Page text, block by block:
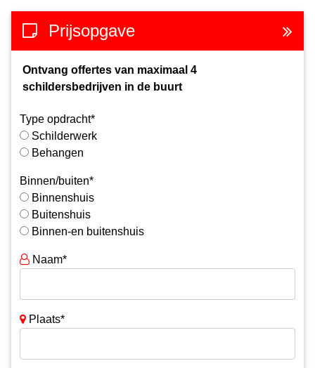
Prijsopgave
Ontvang offertes van maximaal 4
schildersbedrijven in de buurt
Type opdracht*
Schilderwerk
Behangen
Binnen/buiten*
Binnenshuis
Buitenshuis
Binnen-en buitenshuis
Naam*
Plaats*